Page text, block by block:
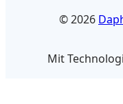
©️ 2026
Mit